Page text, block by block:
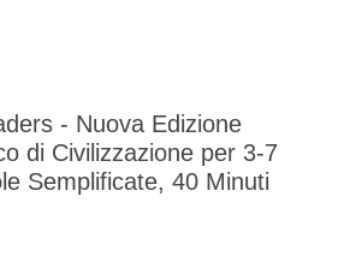
- Nuova Edizione
di Civilizzazione per 3-7
Semplificate, 40 Minuti